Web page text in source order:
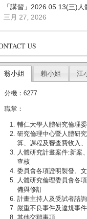
「講習」2026.05.13(三)
三月 27, 2026
US
翁小姐 賴小姐 江
分機：6277
職掌：
輔仁大學人體研究倫理
研究倫理中心暨人體研
算、課程及審查費收入
人體研究計畫案件:新案
查核
委員會各項證明製發、
人體研究倫理委員會各
備與修訂
計畫主持人及受試者諮
嚴重不良事件及違規事
其他交辦事項